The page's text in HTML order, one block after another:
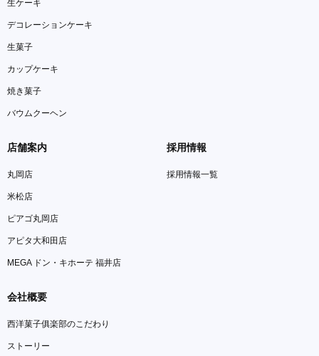
生ケーキ
デコレーションケーキ
生菓子
カップケーキ
焼き菓子
バウムクーヘン
店舗案内
丸岡店
米松店
ピアゴ丸岡店
アピタ大和田店
MEGA ドン・キホーテ 福井店
採用情報
採用情報一覧
会社概要
西洋菓子俱楽部のこだわり
ストーリー